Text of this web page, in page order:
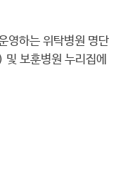
영하는 위탁병원 명단
보훈병원 누리집에